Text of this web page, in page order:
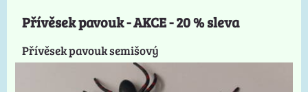
Přívěsek pavouk - AKCE - 20 % sleva
Přívěsek pavouk semišový